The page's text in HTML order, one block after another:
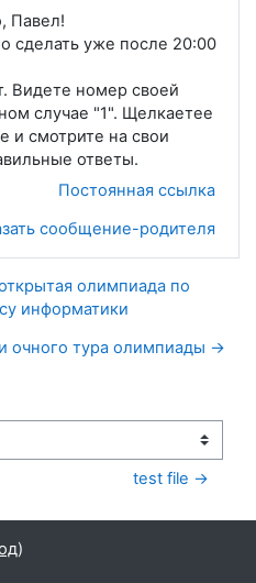
Павел!
сделать уже после 20:00
Видете номер своей
случае "1". Щелкаетее
и смотрите на свои
ответы.
Постоянная ссылка
сообщение-родителя
олимпиада по
информатики
очного тура олимпиады →
test file →
)